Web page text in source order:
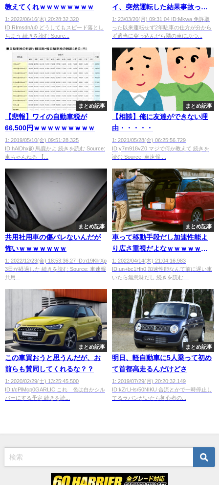
教えてくれｗｗｗｗｗｗｗｗ
1: 2022/06/16(木) 20:28:32.320
ID:RImsdn/u0 どうしてもスピード落とし
ちまう 続きを読む Sourc...
イ、突然運転した結果事故って
しまう・・・・
1: 23/03/20(月) 09:31:04 ID:Mkwa 免許取
った以来運転せず2年駐車の仕方が分から
ず適当に突っ込んだら隣の車にぶつ...
まとめ記事
【悲報】ワイの自動車税が
66,500円ｗｗｗｗｗｗｗｗｗ
1: 2019/05/10(金) 09:51:28.325
ID:hAlDhxjj0 馬鹿かよ 続きを読む Source:
車ちゃんねる 【...
まとめ記事
【相談】俺に友達ができない理
由・・・・・
1: 2021/05/28(金) 06:25:56.729
ID:y7m918vZ0 マジで何か教えて 続きを
読む Source: 車速報 ...
まとめ記事
共用社用車の傷バレないんだが
怖いｗｗｗｗｗｗｗ
1: 2022/12/23(金) 18:53:36.27 ID:n19KllrXp
3日が経過した 続きを読む Source: 車速報
共用...
まとめ記事
車って移動手段だし加速性能よ
り広さ重視だよなｗｗｗｗｗｗ
ｗｗ
1: 2022/04/14(木) 21:04:16.983
ID:un+bc1Hh0 加速性能なんて前に遅い車
いたら無意味だし 続きを読む ...
まとめ記事
この車買おうと思うんだが、お
前らも賛同してくれるな？？
1: 2020/02/29(土) 13:25:45.500
ID:t/cPlMcp0GARLIC これ 色は白かシル
バーにする予定 続きを読...
まとめ記事
明日、軽自動車に5人乗って初め
て首都高走るんだけどさ
1: 2019/07/29(月) 20:20:32.149
ID:kZrLHs/50NIKU 合流とかで一時停止し
てるラパンがいたら初心者の...